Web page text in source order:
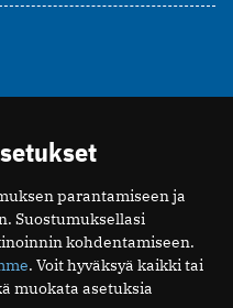
parantamiseen ja
Suostumuksellasi
kohdentamiseen.
. Voit hyväksyä kaikki tai
muokata asetuksia